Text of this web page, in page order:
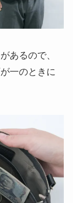
あるので、
一のときに